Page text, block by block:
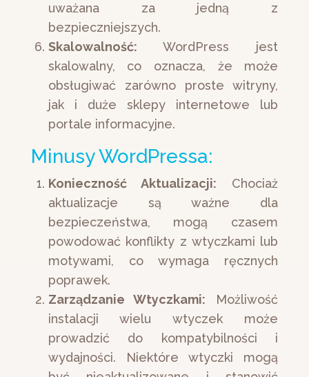
uważana za jedną z
bezpieczniejszych.
Skalowalność: WordPress jest
skalowalny, co oznacza, że może
obsługiwać zarówno proste witryny,
jak i duże sklepy internetowe lub
portale informacyjne.
Minusy WordPressa:
Konieczność Aktualizacji: Chociaż
aktualizacje są ważne dla
bezpieczeństwa, mogą czasem
powodować konflikty z wtyczkami lub
motywami, co wymaga ręcznych
poprawek.
Zarządzanie Wtyczkami: Możliwość
instalacji wielu wtyczek może
prowadzić do kompatybilności i
wydajności. Niektóre wtyczki mogą